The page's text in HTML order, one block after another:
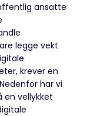
ansatte
legge vekt
krever en
har vi
en vellykket